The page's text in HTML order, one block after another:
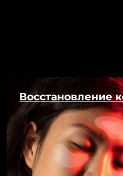
Восстановление